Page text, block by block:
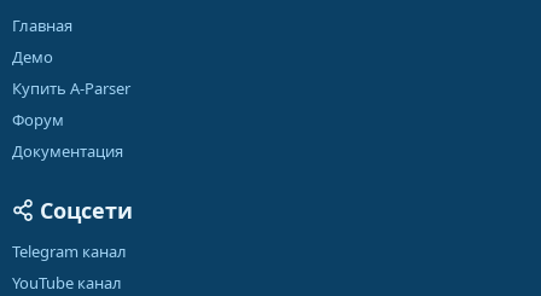
Главная
Демо
Купить A-Parser
Форум
Документация
Соцсети
Telegram канал
YouTube канал